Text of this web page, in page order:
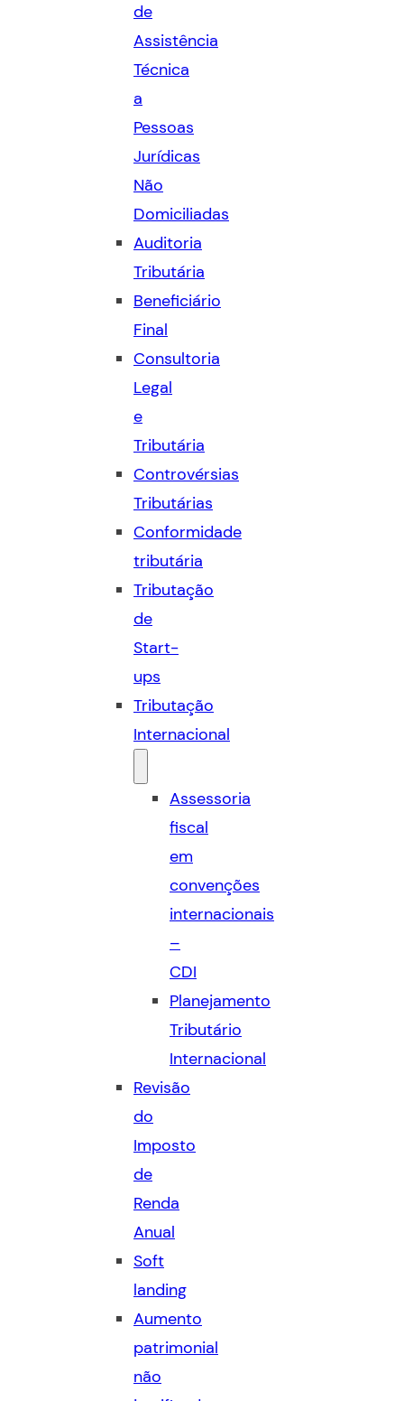
de
Assistência
Técnica
a
Pessoas
Jurídicas
Não
Domiciliadas
Auditoria
Tributária
Beneficiário
Final
Consultoria
Legal
e
Tributária
Controvérsias
Tributárias
Conformidade
tributária
Tributação
de
Start-
ups
Tributação
Internacional
Assessoria
fiscal
em
convenções
internacionais
–
CDI
Planejamento
Tributário
Internacional
Revisão
do
Imposto
de
Renda
Anual
Soft
landing
Aumento
patrimonial
não